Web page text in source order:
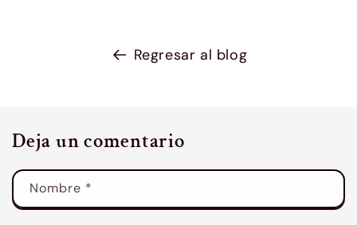
Regresar al blog
Deja un comentario
Nombre *